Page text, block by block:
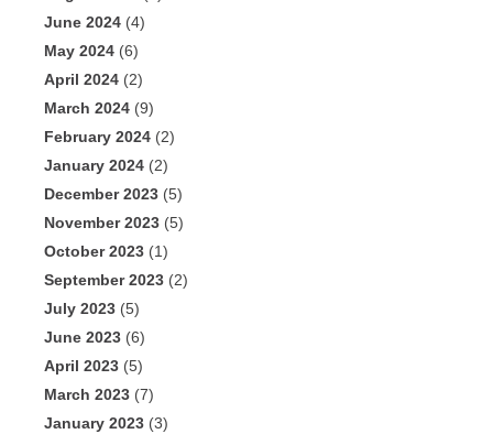
June 2024 (4)
May 2024 (6)
April 2024 (2)
March 2024 (9)
February 2024 (2)
January 2024 (2)
December 2023 (5)
November 2023 (5)
October 2023 (1)
September 2023 (2)
July 2023 (5)
June 2023 (6)
April 2023 (5)
March 2023 (7)
January 2023 (3)